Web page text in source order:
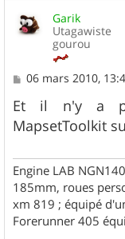
Garik
Utagawiste
gourou
M
s
s
a
06 mars 2010,
Et il n'y a
MapsetToolkit
Engine LAB
185mm, roues
xm 819 ; équipé
Forerunner 405